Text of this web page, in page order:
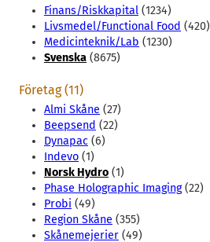
Finans/Riskkapital (1234)
Livsmedel/Functional Food (420)
Medicinteknik/Lab (1230)
Svenska (8675)
Företag (11)
Almi Skåne (27)
Beepsend (22)
Dynapac (6)
Indevo (1)
Norsk Hydro (1)
Phase Holographic Imaging(22)
Probi (49)
Region Skåne (355)
Skånemejerier (49)